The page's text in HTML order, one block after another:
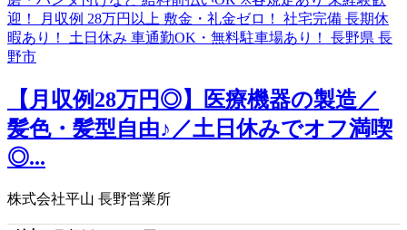
【月収例28万円◎】医療機器の製造／
髪色・髪型自由♪／土日休みでオフ満喫
◎...
株式会社平山 長野営業所